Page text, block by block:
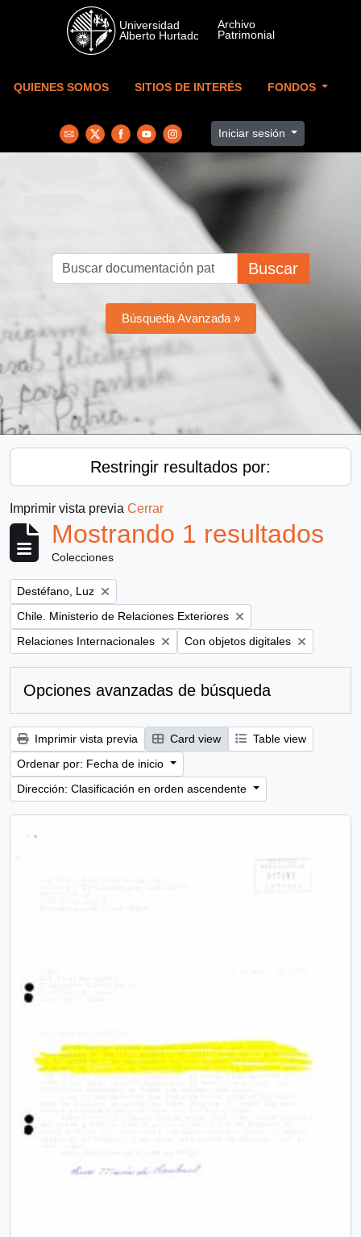
Skip to main content
QUIENES SOMOS SITIOS DE INTERÉS FONDOS
Iniciar sesión
Buscar
Búsqueda Avanzada »
Restringir resultados por:
Imprimir vista previa Cerrar
Mostrando 1 resultados
Colecciones
Remove filter:
Destéfano, Luz
Remove filter:
Chile. Ministerio de Relaciones Exteriores
Remove filter:
Relaciones Internacionales Remove filter:
Con objetos digitales
Opciones avanzadas de búsqueda
Imprimir vista previa Card view
Table view
Ordenar por: Fecha de inicio
Dirección: Clasificación en orden ascendente